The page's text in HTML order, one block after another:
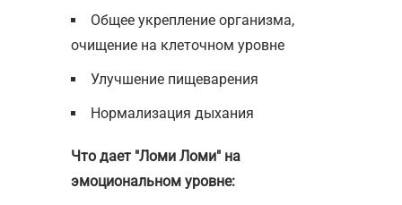
Общее укрепление организма,
очищение на клеточном уровне
Улучшение пищеварения
Нормализация дыхания
Что дает "Ломи Ломи" на
эмоциональном уровне: